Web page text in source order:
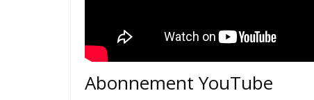
Abonnement YouTube